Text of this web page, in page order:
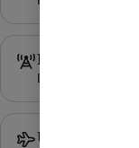
Driftstatus i vårt
Utland